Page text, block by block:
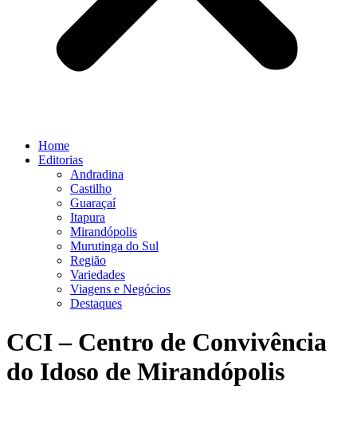
Home
Editorias
Andradina
Castilho
Guaraçaí
Itapura
Mirandópolis
Murutinga do Sul
Região
Variedades
Viagens e Negócios
Destaques
CCI – Centro de Convivência
do Idoso de Mirandópolis